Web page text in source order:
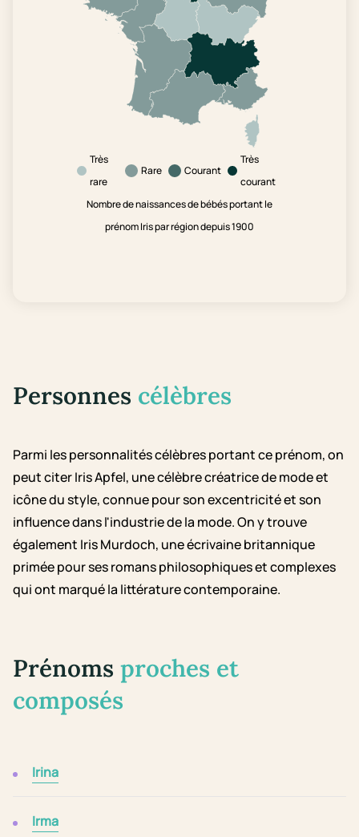
Très
rare
Rare Courant
Très
courant
Nombre de naissances de bébés portant le
prénom Iris par région depuis 1900
Personnes célèbres
Parmi les personnalités célèbres portant ce prénom, on
peut citer Iris Apfel, une célèbre créatrice de mode et
icône du style, connue pour son excentricité et son
influence dans l'industrie de la mode. On y trouve
également Iris Murdoch, une écrivaine britannique
primée pour ses romans philosophiques et complexes
qui ont marqué la littérature contemporaine.
Prénoms proches et
composés
Irina
Irma